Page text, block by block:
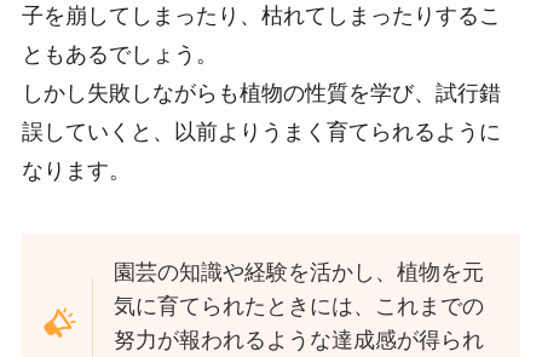
子を崩してしまったり、枯れてしまったりするこ
ともあるでしょう。
しかし失敗しながらも植物の性質を学び、試行錯
誤していくと、以前よりうまく育てられるように
なります。
園芸の知識や経験を活かし、植物を元
気に育てられたときには、これまでの
努力が報われるような達成感が得られ